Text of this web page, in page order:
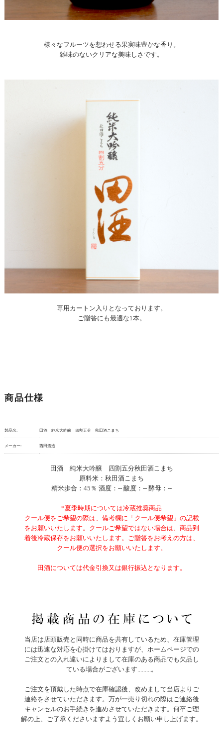
様々なフルーツを想わせる果実味豊かな香り。
雑味のないクリアな美味しさです。
専用カートン入りとなっております。
ご贈答にも最適な1本。
商品仕様
製品名: 田酒 純米大吟醸 四割五分 秋田酒こまち
メーカー: 西田酒造
田酒 純米大吟醸 四割五分秋田酒こまち
原料米：秋田酒こまち
精米歩合：45％ 酒度：-- 酸度：-- 酵母：--
*夏季時期については冷蔵推奨商品
クール便をご希望の際は、備考欄に「クール便希望」の記載
をお願いいたします。クールご希望ではない場合は、商品到
着後冷蔵保存をお願いいたします。ご贈答をお考えの方は、
クール便の選択をお願いいたします。
田酒については代金引換又は銀行振込となります。
当店は店頭販売と同時に商品を共有しているため、在庫管理
には迅速な対応を心掛けてはおりますが、ホームページでの
ご注文との入れ違いによりまして在庫のある商品でも欠品し
ている場合がございます.........。
ご注文を頂戴した時点で在庫確認後、改めまして当店よりご
連絡をさせていただきます。万が一売り切れの際はご連絡後
キャンセルのお手続きを進めさせていただきます。何卒ご理
解の上、ご了承くださいますよう宜しくお願い申し上げます。